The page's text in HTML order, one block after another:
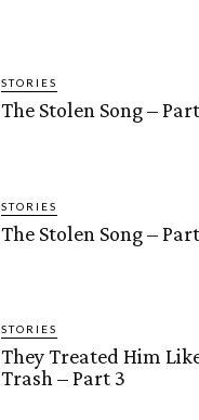
STORIES
The Stolen Song –
STORIES
The Stolen Song – Part
STORIES
They Treated Him
Trash – Part 3